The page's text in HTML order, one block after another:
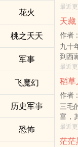
花火
桃之夭夭
军事
飞魔幻
历史军事
恐怖
领到
里转
有？”
描述
拒绝
婚，
经受
最近
天藏
作者 :
九十
到西
光，
血女
的修
格介
不谈
进入
官于
最近
稻
作者 :
三毛
富，
《哭
《滚
最近
茫